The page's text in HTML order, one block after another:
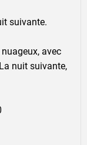
suivante.
avec
nuit suivante,